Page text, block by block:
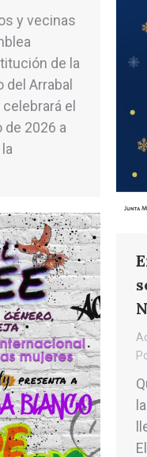
y vecinas
de la
Arrabal
el
2026 a